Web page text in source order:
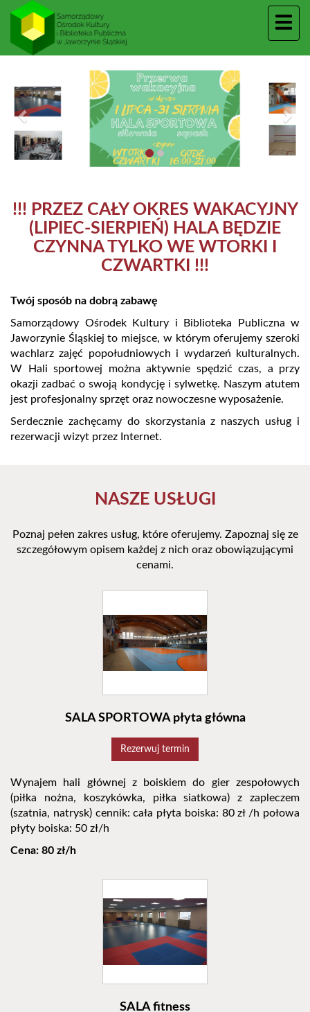
!!! PRZEZ CAŁY OKRES WAKACYJNY
(LIPIEC-SIERPIEŃ) HALA BĘDZIE
CZYNNA TYLKO WE WTORKI I
CZWARTKI !!!
Twój sposób na dobrą zabawę
Samorządowy Ośrodek Kultury i Biblioteka Publiczna w
Jaworzynie Śląskiej to miejsce, w którym oferujemy szeroki
wachlarz zajęć popołudniowych i wydarzeń kulturalnych.
W Hali sportowej można aktywnie spędzić czas, a przy
okazji zadbać o swoją kondycję i sylwetkę. Naszym atutem
jest profesjonalny sprzęt oraz nowoczesne wyposażenie.
Serdecznie zachęcamy do skorzystania z naszych usług i
rezerwacji wizyt przez Internet.
NASZE USŁUGI
Poznaj pełen zakres usług, które oferujemy. Zapoznaj się ze
szczegółowym opisem każdej z nich oraz obowiązującymi
cenami.
SALA SPORTOWA płyta główna
Rezerwuj termin
Wynajem hali głównej z boiskiem do gier zespołowych
(piłka nożna, koszykówka, piłka siatkowa) z zapleczem
(szatnia, natrysk) cennik: cała płyta boiska: 80 zł /h połowa
płyty boiska: 50 zł/h
Cena: 80 zł/h
SALA fitness